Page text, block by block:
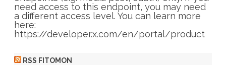
s
need access to this endpoint, you may need
a different access level. You can learn more
here:
https://developer.x.com/en/portal/product
RSS FITOMON